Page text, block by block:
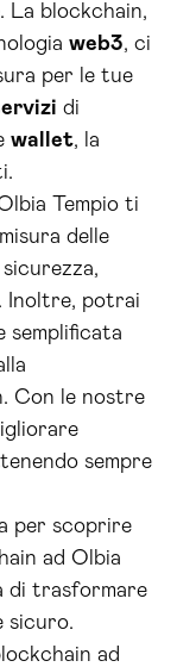
La blockchain,
web3, ci
per le tue
di
wallet, la
Tempio ti
delle
Inoltre, potrai
semplificata
Con le nostre
sempre
per scoprire
ad Olbia
di trasformare
sicuro.
ad